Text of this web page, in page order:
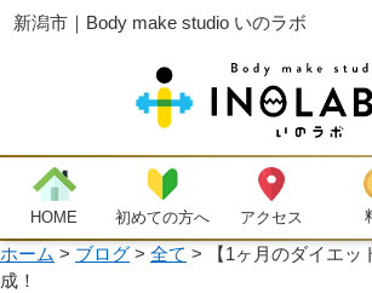
新潟市｜Body make studio いのラボ
HOME 初めての方へ アクセス
ホーム > ブログ> 全て >
【1ヶ月のダイエ
成！